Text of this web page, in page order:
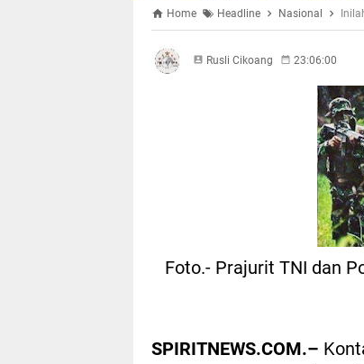
Home Headline Nasional
Rusli Cikoang 23:06:00
Foto.- Prajurit TNI dan
SPIRITNEWS.COM.–